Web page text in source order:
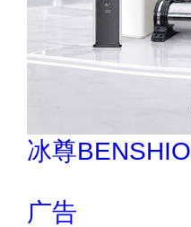
伟业ENF板材
广告